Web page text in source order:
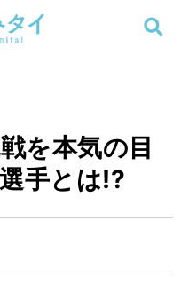
じる
を本気の目
手とは!?